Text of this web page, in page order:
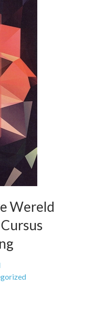
Wereld